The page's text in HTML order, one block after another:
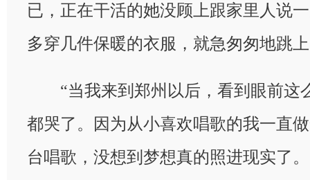
已，正在干活的她没顾上跟家里人说
多穿几件保暖的衣服，就急匆匆地跳
“当我来到郑州以后，看到眼前这
都哭了。因为从小喜欢唱歌的我一直
台唱歌，没想到梦想真的照进现实了